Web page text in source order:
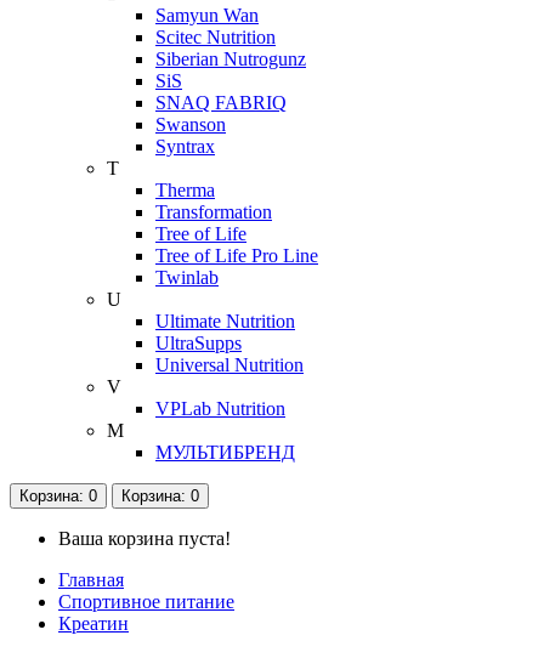
Samyun Wan
Scitec Nutrition
Siberian Nutrogunz
SiS
SNAQ FABRIQ
Swanson
Syntrax
T
Therma
Transformation
Tree of Life
Tree of Life Pro Line
Twinlab
U
Ultimate Nutrition
UltraSupps
Universal Nutrition
V
VPLab Nutrition
М
МУЛЬТИБРЕНД
Корзина: 0 Корзина: 0
Ваша корзина пуста!
Главная
Спортивное питание
Креатин